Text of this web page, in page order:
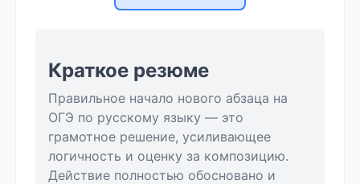
Краткое резюме
Правильное начало нового абзаца на
ОГЭ по русскому языку — это
грамотное решение, усиливающее
логичность и оценку за композицию.
Действие полностью обосновано и